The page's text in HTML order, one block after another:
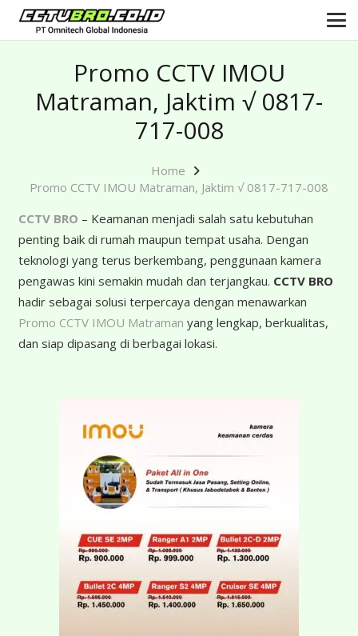
Promo CCTV IMOU
Matraman, Jaktim √ 0817-
717-008
Home
Promo CCTV IMOU Matraman, Jaktim √ 0817-717-008
CCTV BRO – Keamanan menjadi salah satu kebutuhan
penting baik di rumah maupun tempat usaha. Dengan
teknologi yang terus berkembang, penggunaan kamera
pengawas kini semakin mudah dan terjangkau. CCTV BRO
hadir sebagai solusi terpercaya dengan menawarkan
Promo CCTV IMOU Matraman yang lengkap, berkualitas,
dan siap dipasang di berbagai lokasi.